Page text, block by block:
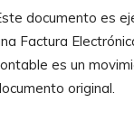
documento es
Factura
es un
original.